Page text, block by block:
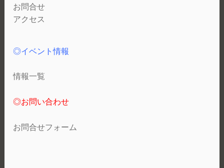
お問合せ
アクセス
◎イベント情報
情報一覧
◎お問い合わせ
お問合せフォーム